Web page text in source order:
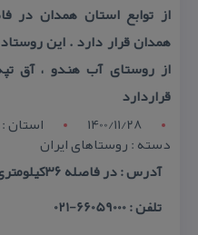
همدان قرار دارد . این
از روستای آب هندو ، آق
قراردارد
1400/11/28
استان
دسته : روستاهای ایران
آدرس : در فاصله ۳۶كیلومتری از شرق شهر همدان
تلفن : 66059000-021